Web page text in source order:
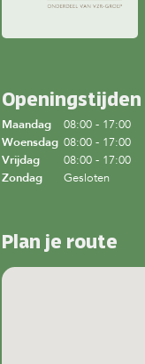
Openingstijden
Maandag 08:00 - 17:00
Woensdag 08:00 - 17:00
Vrijdag
08:00 - 17:00
Zondag
Gesloten
Plan je route